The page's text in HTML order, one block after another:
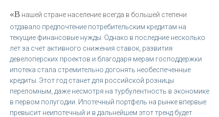
«В нашей стране население всегда в большей степени
отдавало предпочтение потребительским кредитам на
текущие финансовые нужды. Однако в последние несколько
лет за счет активного снижения ставок, развития
девелоперских проектов и благодаря мерам господдержки
ипотека стала стремительно догонять необеспеченные
кредиты. Этот год станет для российской розницы
переломным, даже несмотря на турбулентность в экономике
в первом полугодии. Ипотечный портфель на рынке впервые
превысит неипотечный и в дальнейшем этот тренд будет